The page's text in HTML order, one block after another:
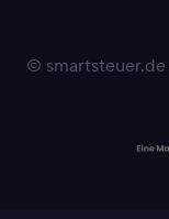
© smartsteuer.de